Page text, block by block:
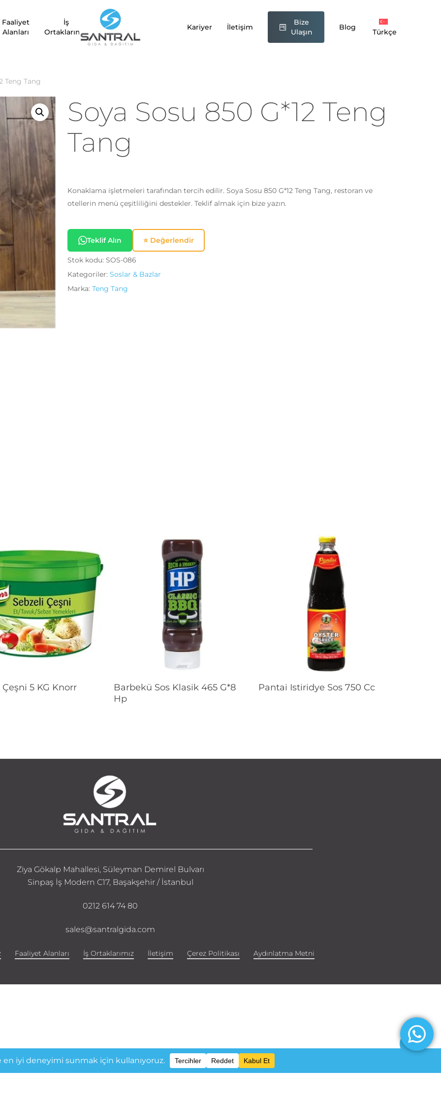
Faaliyet
Alanları
İş
Ortaklarımız
Kariyer İletişim
Bize
Ulaşın
Blog
Türkçe
Teng Tang
Soya Sosu 850 G*12 Teng
Tang
Konaklama işletmeleri tarafından tercih edilir. Soya Sosu 850 G*12 Teng Tang, restoran ve
otellerin menü çeşitliliğini destekler. Teklif almak için bize yazın.
Teklif Alın ⭐ Değerlendir
Stok kodu: SOS-086
Kategoriler: Soslar & Bazlar
Marka: Teng Tang
Devamını Oku
Çeşni 5 KG Knorr Devamını Oku
Barbekü Sos Klasik 465 G*8
Hp
Devamını Oku
Pantai Istiridye Sos 750 Cc
Ziya Gökalp Mahallesi, Süleyman Demirel Bulvarı
Sinpaş İş Modern C17, Başakşehir / İstanbul
0212 614 74 80
sales@santralgida.com
Faaliyet Alanları İş Ortaklarımız İletişim Çerez Politikası Aydınlatma Metni
Paylaş
“Soya Sosu 850 G*12 Teng Tang” için yorum yapan ilk kişi siz olun
Değerlendirmeniz
E-posta
Daha sonraki yorumlarımda kullanılması için adım, e-posta adresim ve site
adresim bu tarayıcıya kaydedilsin.